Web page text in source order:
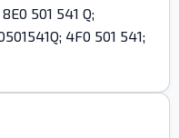
501 541 Q;
4F0 501 541;